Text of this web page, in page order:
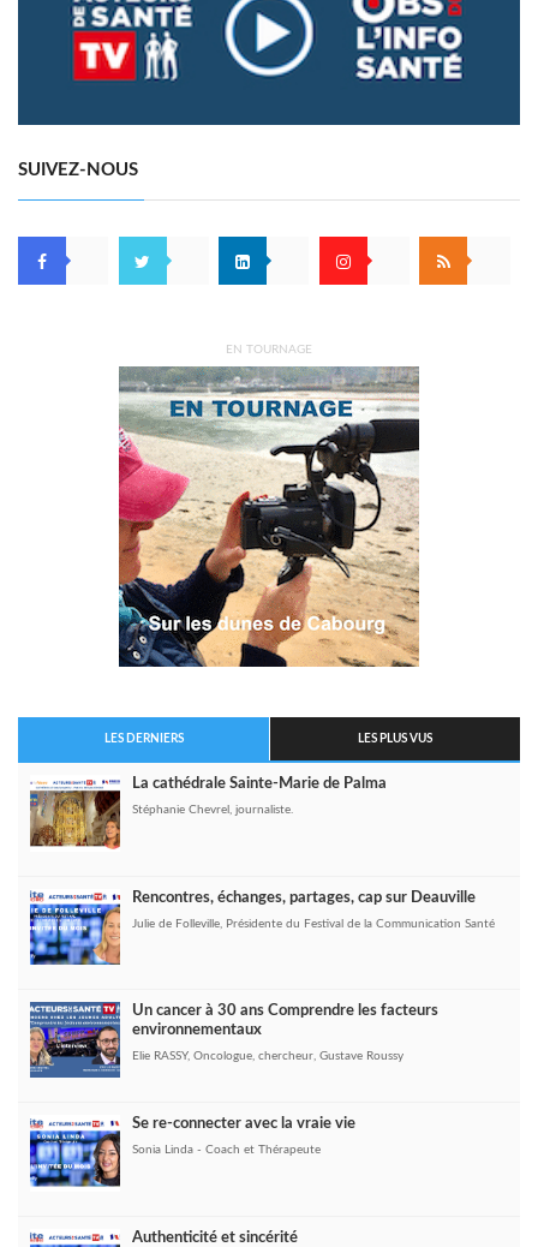
SUIVEZ-NOUS
EN TOURNAGE
LES DERNIERS LES PLUS VUS
La cathédrale Sainte-Marie de Palma
Stéphanie Chevrel, journaliste.
Rencontres, échanges, partages, cap sur Deauville
Julie de Folleville, Présidente du Festival de la Communication Santé
Un cancer à 30 ans Comprendre les facteurs
environnementaux
Elie RASSY, Oncologue, chercheur, Gustave Roussy
Se re-connecter avec la vraie vie
Sonia Linda - Coach et Thérapeute
Authenticité et sincérité